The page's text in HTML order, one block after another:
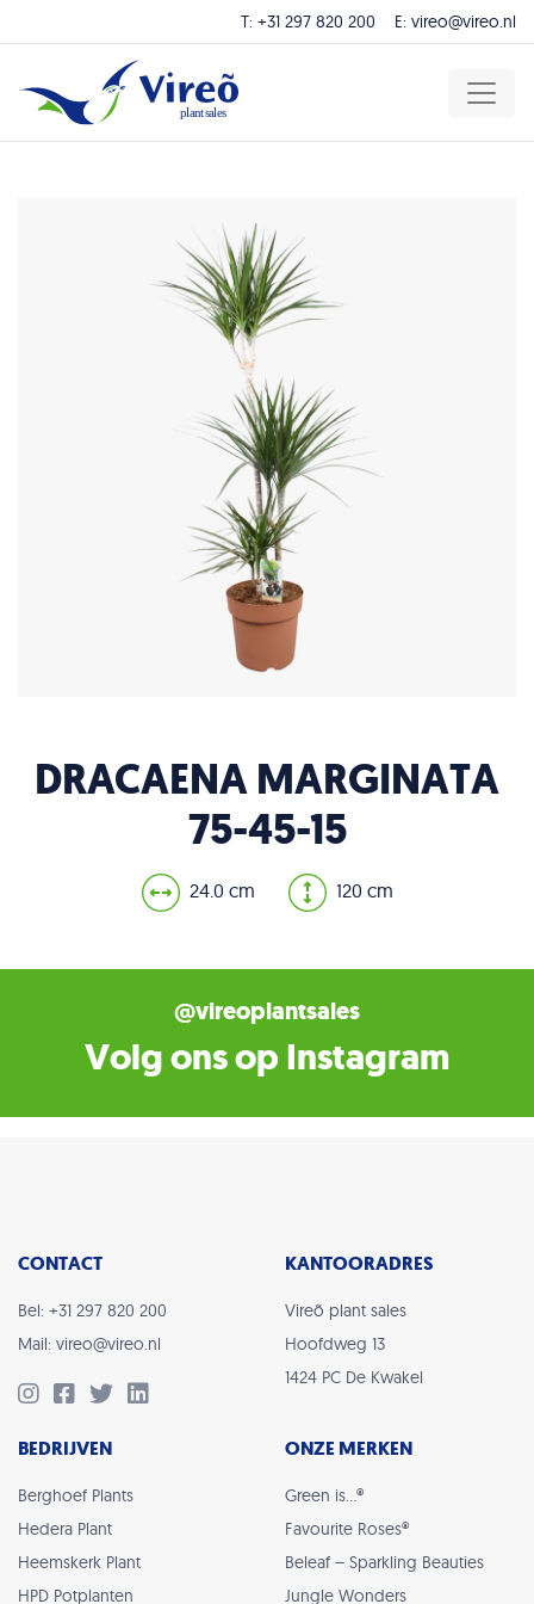
T: +31 297 820 200 E: vireo@vireo.nl
DRACAENA MARGINATA
75-45-15
24.0 cm 120 cm
@vireoplantsales
Volg ons op Instagram
CONTACT
Bel: +31 297 820 200
Mail: vireo@vireo.nl
KANTOORADRES
Vireõ plant sales
Hoofdweg 13
1424 PC De Kwakel
BEDRIJVEN
Berghoef Plants
Hedera Plant
Heemskerk Plant
HPD Potplanten
ONZE MERKEN
Green is…®
Favourite Roses®
Beleaf – Sparkling Beauties
Jungle Wonders